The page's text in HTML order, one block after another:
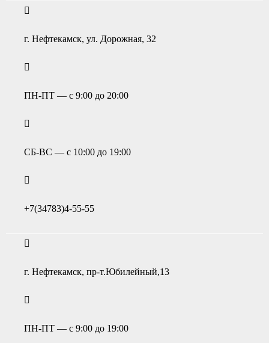
г. Нефтекамск, ул. Дорожная, 32
ПН-ПТ — с 9:00 до 20:00
СБ-ВС — с 10:00 до 19:00
+7(34783)4-55-55
г. Нефтекамск, пр-т.Юбилейный,13
ПН-ПТ — с 9:00 до 19:00